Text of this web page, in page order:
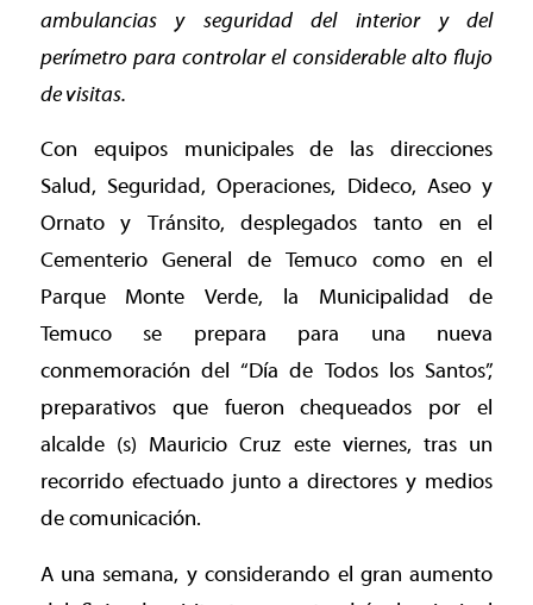
ambulancias y seguridad del interior y del
perímetro para controlar el considerable alto flujo
de visitas.
Con equipos municipales de las direcciones
Salud, Seguridad, Operaciones, Dideco, Aseo y
Ornato y Tránsito, desplegados tanto en el
Cementerio General de Temuco como en el
Parque Monte Verde, la Municipalidad de
Temuco se prepara para una nueva
conmemoración del “Día de Todos los Santos”,
preparativos que fueron chequeados por el
alcalde (s) Mauricio Cruz este viernes, tras un
recorrido efectuado junto a directores y medios
de comunicación.
A una semana, y considerando el gran aumento